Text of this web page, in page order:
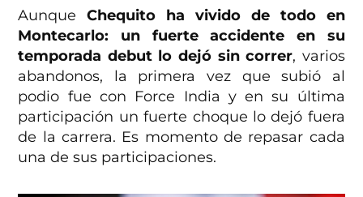
AunqueChequito ha vivido de todo en
Montecarlo: un fuerte accidente en su
temporada debut lo dejó sin correr, varios
abandonos, la primera vez que subió al
podio fue con Force India y en su última
participación un fuerte choque lo dejó fuera
de la carrera. Es momento de repasar cada
una de sus participaciones.